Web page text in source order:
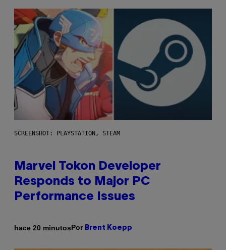
SCREENSHOT: PLAYSTATION, STEAM
Marvel Tokon Developer
Responds to Major PC
Performance Issues
hace 20 minutosPor Brent Koepp